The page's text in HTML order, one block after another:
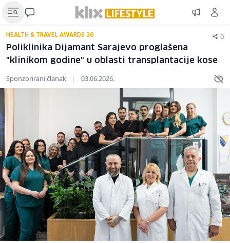
HEALTH & TRAVEL AWARDS 26 0
Poliklinika Dijamant Sarajevo proglašena
"klinikom godine" u oblasti transplantacije kose
Sponzorirani članak | 03.06.2026.